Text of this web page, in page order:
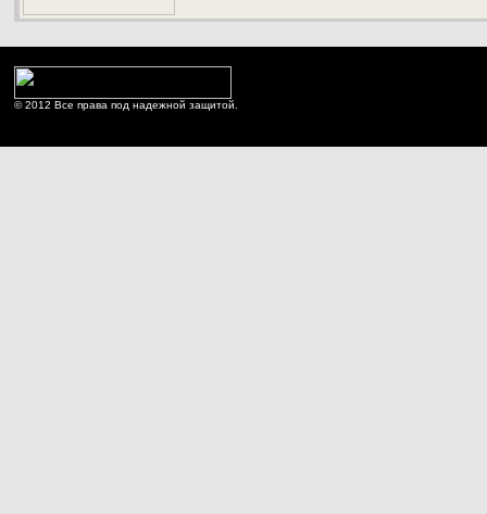
© 2012 Все права под надежной защитой.